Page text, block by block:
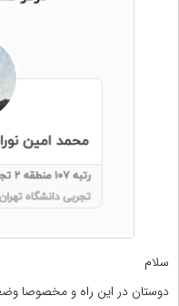
سلام
دوستان در این راه و مخصوصا